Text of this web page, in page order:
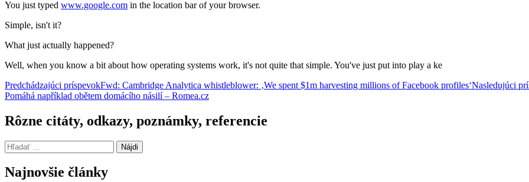
You just typed www.google.com in the location bar of your browser.
Simple, isn't it?
What just actually happened?
Well, when you know a bit about how operating systems work, it's not quite that simple. You've just put into play a ke
Navigácia
článkami
Predchádzajúci príspevokFwd: Cambridge Analytica whistleblower: ‚We spent $1m harvesting millions of Facebook profiles‘Nasledujúci
Pomáhá například obětem domácího násilí – Romea.cz
Rôzne citáty, odkazy, poznámky, referencie
Hľadať:
Najnovšie články